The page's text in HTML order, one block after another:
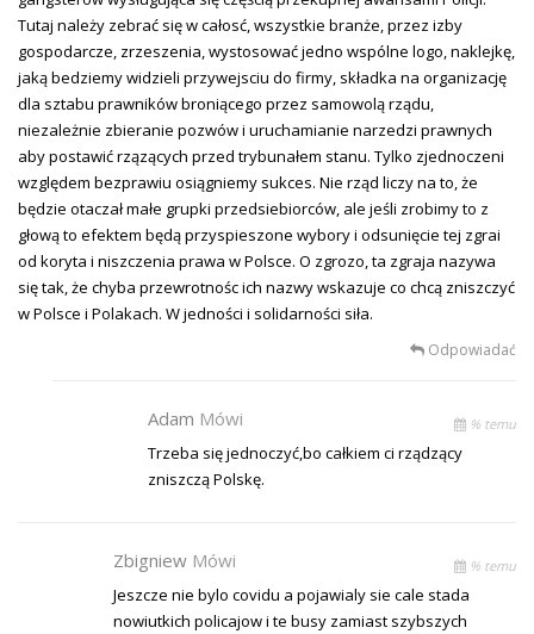
Tutaj należy zebrać się w całosć, wszystkie branże, przez izby
gospodarcze, zrzeszenia, wystosować jedno wspólne logo, naklejkę,
jaką bedziemy widzieli przywejsciu do firmy, składka na organizację
dla sztabu prawników broniącego przez samowolą rządu,
niezależnie zbieranie pozwów i uruchamianie narzedzi prawnych
aby postawić rzązących przed trybunałem stanu. Tylko zjednoczeni
względem bezprawiu osiągniemy sukces. Nie rząd liczy na to, że
będzie otaczał małe grupki przedsiebiorców, ale jeśli zrobimy to z
głową to efektem będą przyspieszone wybory i odsunięcie tej zgrai
od koryta i niszczenia prawa w Polsce. O zgrozo, ta zgraja nazywa
się tak, że chyba przewrotnośc ich nazwy wskazuje co chcą zniszczyć
w Polsce i Polakach. W jedności i solidarności siła.
Odpowiadać
Adam Mówi % temu
Trzeba się jednoczyć,bo całkiem ci rządzący
zniszczą Polskę.
Zbigniew Mówi % temu
Jeszcze nie bylo covidu a pojawialy sie cale stada
nowiutkich policajow i te busy zamiast szybszych